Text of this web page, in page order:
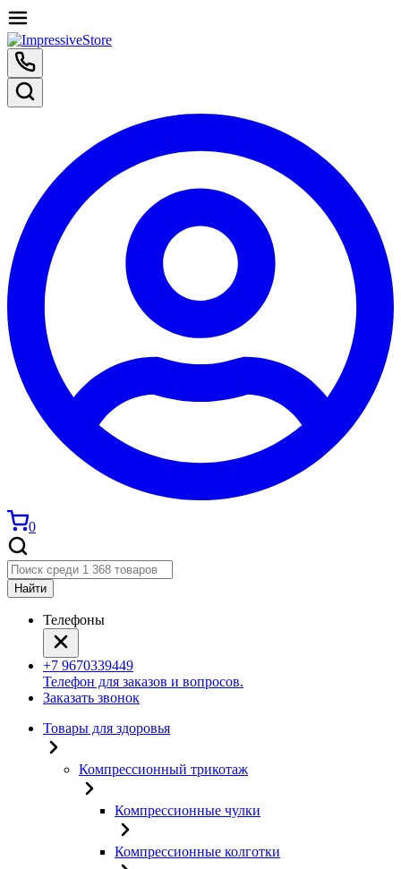
0
Найти
Телефоны
+7 9670339449
Телефон для заказов и вопросов.
Заказать звонок
Товары для здоровья
Компрессионный трикотаж
Компрессионные чулки
Компрессионные колготки